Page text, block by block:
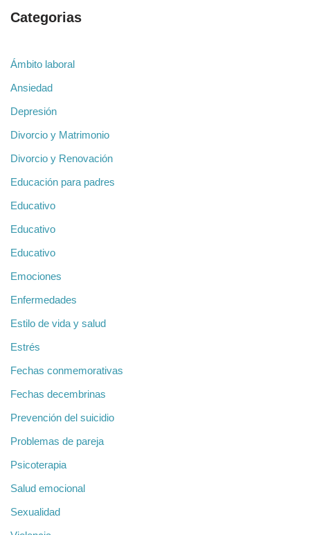
Categorias
Ámbito laboral
Ansiedad
Depresión
Divorcio y Matrimonio
Divorcio y Renovación
Educación para padres
Educativo
Educativo
Educativo
Emociones
Enfermedades
Estilo de vida y salud
Estrés
Fechas conmemorativas
Fechas decembrinas
Prevención del suicidio
Problemas de pareja
Psicoterapia
Salud emocional
Sexualidad